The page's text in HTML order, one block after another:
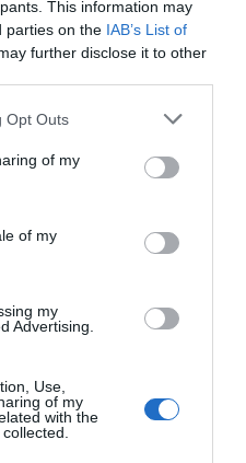
This information may
parties on the IAB’s List of
further disclose it to other
Opt Outs
of my
of my
my
Advertising.
Use,
of my
with the
legales